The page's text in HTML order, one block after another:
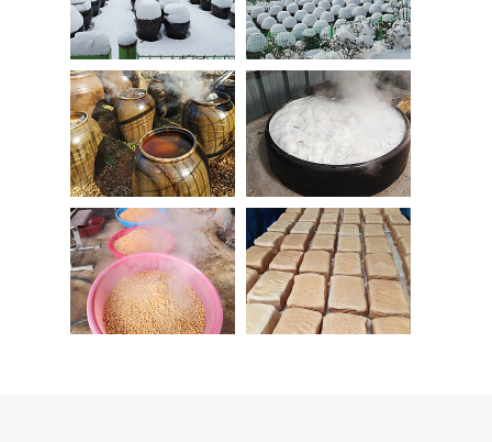
페이지 상세보기 페이지 상세보기
Gallery
페이지 상세보기
Gallery
페이지 상세보기
Gallery
페이지 상세보기
Gallery
페이지 상세보기